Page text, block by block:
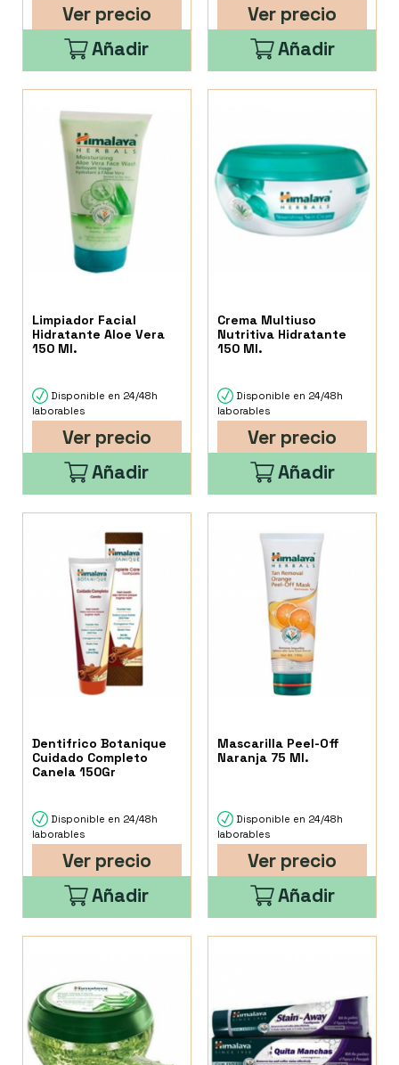
Ver precio
Añadir
Ver precio
Añadir
Limpiador Facial
Hidratante Aloe Vera
150 Ml.
Disponible en 24/48h
laborables
Ver precio
Añadir
Crema Multiuso
Nutritiva Hidratante
150 Ml.
Disponible en 24/48h
laborables
Ver precio
Añadir
Dentifrico Botanique
Cuidado Completo
Canela 150Gr
Disponible en 24/48h
laborables
Ver precio
Añadir
Mascarilla Peel-Off
Naranja 75 Ml.
Disponible en 24/48h
laborables
Ver precio
Añadir